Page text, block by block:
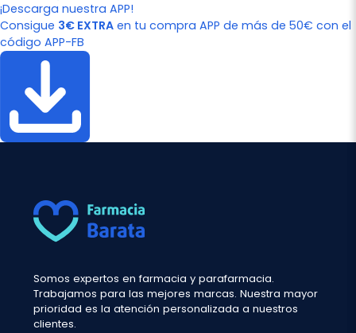
¡Descarga nuestra APP!
Consigue 3€ EXTRA en tu compra APP de más de 50€ con el
código APP-FB
Somos expertos en farmacia y parafarmacia.
Trabajamos para las mejores marcas. Nuestra mayor
prioridad es la atención personalizada a nuestros
clientes.